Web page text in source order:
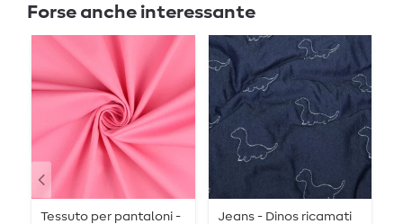
Forse anche interessante
Tessuto per pantaloni -
Jeans - Dinos ricamati